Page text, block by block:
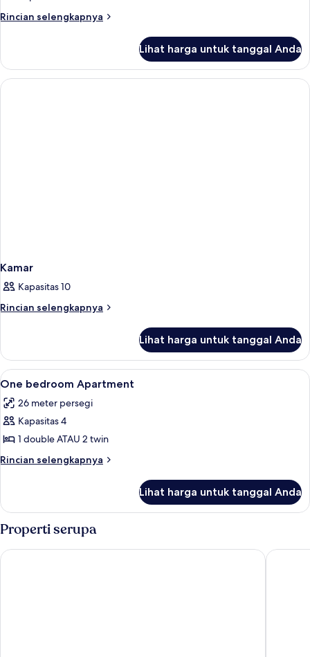
Rincian selengkapnya
Rincian
Kamar
Lihat harga untuk tanggal Anda
Kamar
Kapasitas 10
Rincian selengkapnya
Rincian
Kamar
Lihat harga untuk tanggal Anda
Lihat
semua
foto
untuk
One
bedroom
Area keluarga | Televisi 40-inci
3
One bedroom Apartment
26 meter persegi
Kapasitas 4
1 double ATAU 2 twin
Rincian selengkapnya
Rincian
One
bedroom
Apartment
Lihat harga untuk tanggal Anda
Properti serupa
Pierre & Vacances Résidence Les Platanes Garden